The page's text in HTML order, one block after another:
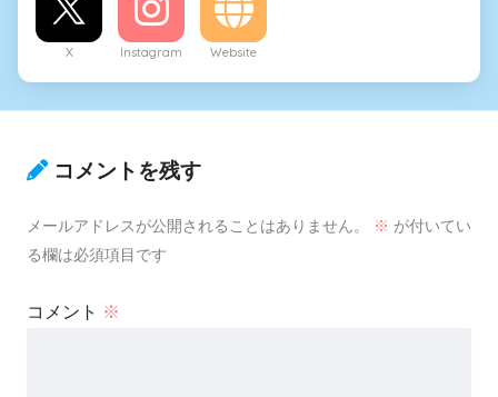
X Instagram Website
コメントを残す
メールアドレスが公開されることはありません。 ※ が付いてい
る欄は必須項目です
コメント ※